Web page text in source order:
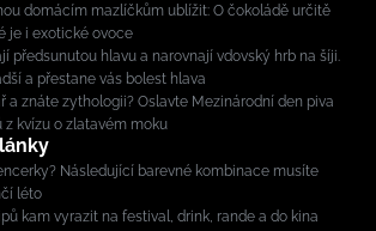
domácím mazlíčkům ublížit: O čokoládě určitě
je i exotické ovoce
předsunutou hlavu a narovnají vdovský hrb na šíji.
a přestane vás bolest hlava
a znáte zythologii? Oslavte Mezinárodní den piva
kvízu o zlatavém moku
Následující barevné kombinace musíte
léto
kam vyrazit na festival, drink, rande a do kina